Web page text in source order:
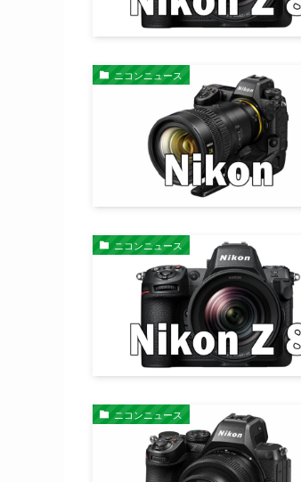
ニコンニュース
ニコンニュース
ニコンニュース